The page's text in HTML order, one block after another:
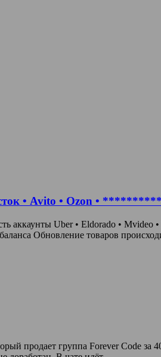
• Avito • Ozon • **********
Uber • Eldorado •
Обновление товаров
продает группа Forever Code за